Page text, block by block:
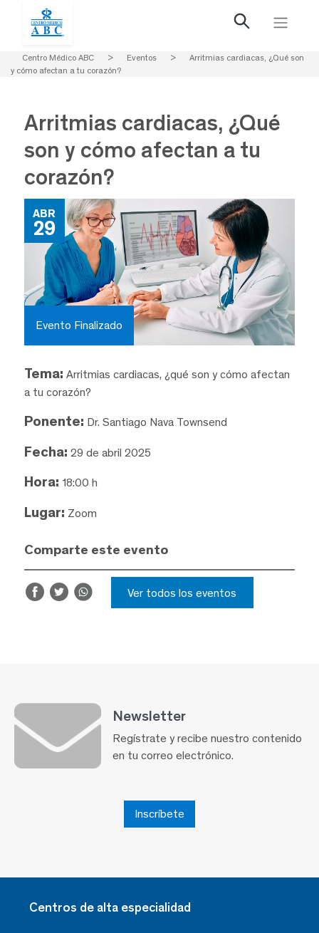
Centro Médico ABC > Eventos >
Arritmias cardiacas, ¿Qué son
y cómo afectan a tu corazón?
Arritmias cardiacas, ¿Qué
son y cómo afectan a tu
corazón?
ABR
29
Evento Finalizado
Tema: Arritmias cardiacas, ¿qué son y cómo afectan
a tu corazón?
Ponente: Dr. Santiago Nava Townsend
Fecha: 29 de abril 2025
Hora: 18:00 h
Lugar: Zoom
Comparte este evento
Ver todos los eventos
Newsletter
Regístrate y recibe nuestro contenido
en tu correo electrónico.
Inscríbete
Centros de alta especialidad